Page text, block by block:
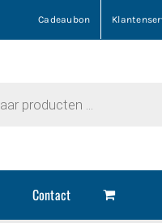
Cadeaubon
Contact